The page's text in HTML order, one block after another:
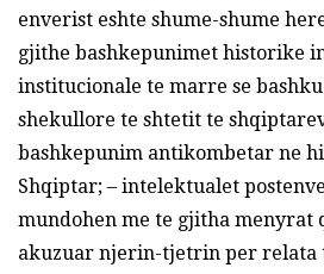
enverist eshte shume-shume
gjithe bashkepunimet historike
institucionale te marre se
shekullore te shtetit te
bashkepunim antikombetar ne
Shqiptar; – intelektualet
mundohen me te gjitha menyrat
akuzuar njerin-tjetrin per relata